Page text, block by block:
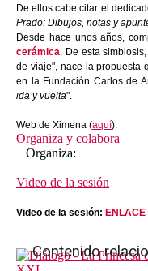
De ellos cabe citar el
Prado: Dibujos, notas y
Desde hace unos años,
cerámica. De esta
de viaje", nace la propuesta
en la Fundación Carlos de
ida y vuelta".
Web de Ximena (aquí).
Organiza y colabora
Organiza: Con
Video de la sesión
Video de la sesión: ENLACE
Contenido